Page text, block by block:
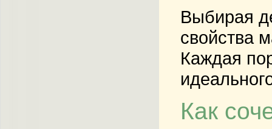
Выбирая
свойства
Каждая
Как